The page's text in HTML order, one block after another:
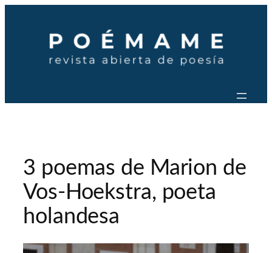
contenido
3 poemas de Marion de
Vos-Hoekstra, poeta
holandesa